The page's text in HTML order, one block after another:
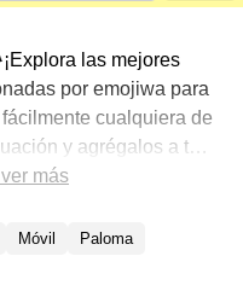
las mejores
por emojiwa para
cualquiera de
y agrégalos a tus
Hemos
¿Buscas más?
más
Móvil Paloma